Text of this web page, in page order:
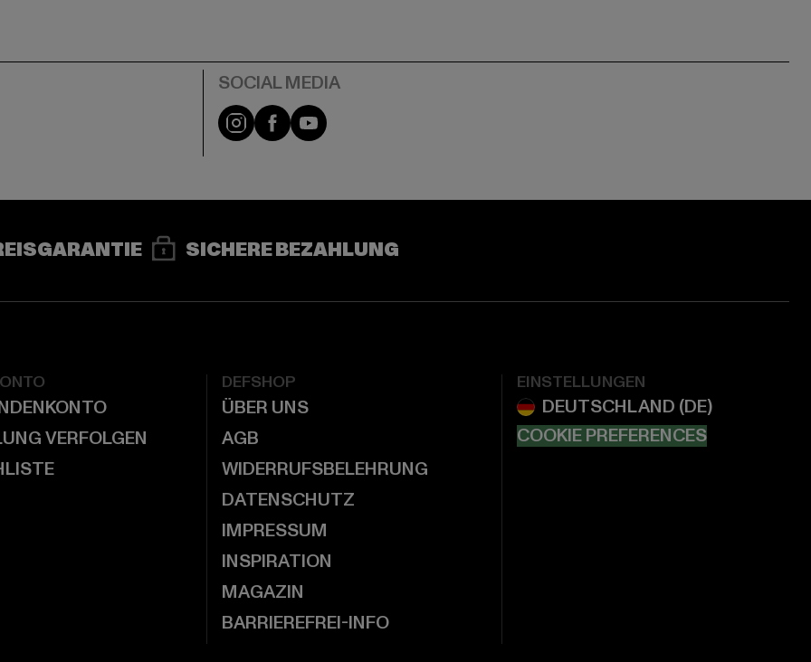
Instagram
FacebookYouTube
SICHERE BEZAHLUNG
VERFOLGEN
DEFSHOP
ÜBER UNS
AGB
WIDERRUFSBELEHRUNG
DATENSCHUTZ
IMPRESSUM
INSPIRATION
MAGAZIN
BARRIEREFREI-INFO
EINSTELLUNGEN
COOKIE PREFERENCES